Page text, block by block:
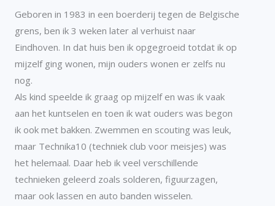
Geboren in 1983 in een boerderij tegen de Belgische
grens, ben ik 3 weken later al verhuist naar
Eindhoven. In dat huis ben ik opgegroeid totdat ik op
mijzelf ging wonen, mijn ouders wonen er zelfs nu
nog.
Als kind speelde ik graag op mijzelf en was ik vaak
aan het kuntselen en toen ik wat ouders was begon
ik ook met bakken. Zwemmen en scouting was leuk,
maar Technika10 (techniek club voor meisjes) was
het helemaal. Daar heb ik veel verschillende
technieken geleerd zoals solderen, figuurzagen,
maar ook lassen en auto banden wisselen.